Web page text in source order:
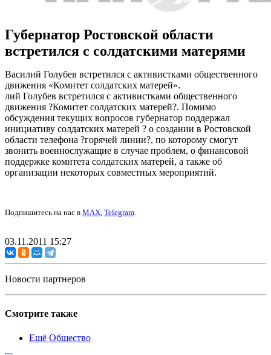
Губернатор Ростовской области
встретился с солдатскими матерями
Василий Голубев встретился с активистками общественного
движения «Комитет солдатских матерей».
лий Голубев встретился с активистками общественного
движения ?Комитет солдатских матерей?. Помимо
обсуждения текущих вопросов губернатор поддержал
инициативу солдатских матерей ? о создании в Ростовской
области телефона ?горячей линии?, по которому смогут
звонить военнослужащие в случае проблем, о финансовой
поддержке комитета солдатских матерей, а также об
организации некоторых совместных мероприятий.
Подпишитесь на нас в MAX, Telegram.
03.11.2011 15:27
Новости партнеров
Смотрите также
Ещё Общество